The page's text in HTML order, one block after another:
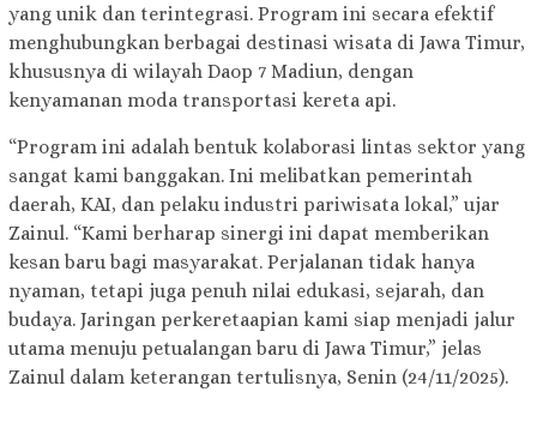
yang unik dan terintegrasi. Program ini secara efektif
menghubungkan berbagai destinasi wisata di Jawa Timur,
khususnya di wilayah Daop 7 Madiun, dengan
kenyamanan moda transportasi kereta api.
“Program ini adalah bentuk kolaborasi lintas sektor yang
sangat kami banggakan. Ini melibatkan pemerintah
daerah, KAI, dan pelaku industri pariwisata lokal,” ujar
Zainul. “Kami berharap sinergi ini dapat memberikan
kesan baru bagi masyarakat. Perjalanan tidak hanya
nyaman, tetapi juga penuh nilai edukasi, sejarah, dan
budaya. Jaringan perkeretaapian kami siap menjadi jalur
utama menuju petualangan baru di Jawa Timur,” jelas
Zainul dalam keterangan tertulisnya, Senin (24/11/2025).